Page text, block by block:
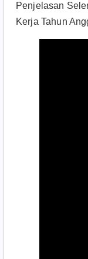
Penjelasan
Kerja Tahun